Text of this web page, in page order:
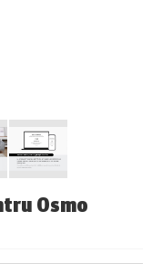
Osmo